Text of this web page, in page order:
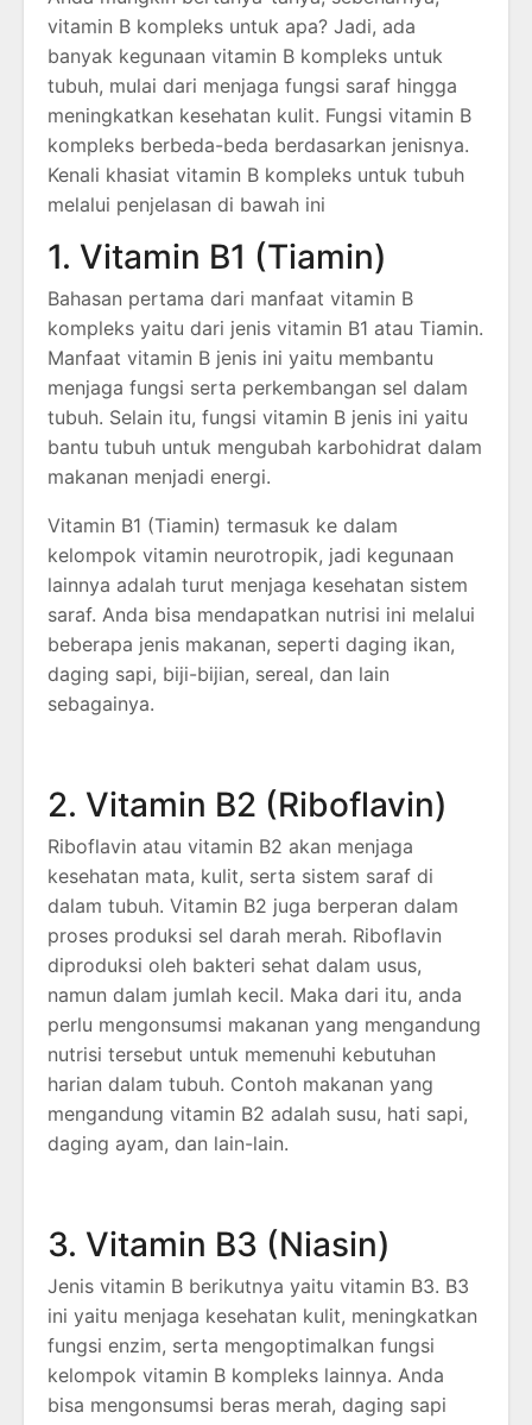
vitamin B kompleks untuk apa? Jadi, ada
banyak kegunaan vitamin B kompleks untuk
tubuh, mulai dari menjaga fungsi saraf hingga
meningkatkan kesehatan kulit. Fungsi vitamin B
kompleks berbeda-beda berdasarkan jenisnya.
Kenali khasiat vitamin B kompleks untuk tubuh
melalui penjelasan di bawah ini
1. Vitamin B1 (Tiamin)
Bahasan pertama dari manfaat vitamin B
kompleks yaitu dari jenis vitamin B1 atau Tiamin.
Manfaat vitamin B jenis ini yaitu membantu
menjaga fungsi serta perkembangan sel dalam
tubuh. Selain itu, fungsi vitamin B jenis ini yaitu
bantu tubuh untuk mengubah karbohidrat dalam
makanan menjadi energi.
Vitamin B1 (Tiamin) termasuk ke dalam
kelompok vitamin neurotropik, jadi kegunaan
lainnya adalah turut menjaga kesehatan sistem
saraf. Anda bisa mendapatkan nutrisi ini melalui
beberapa jenis makanan, seperti daging ikan,
daging sapi, biji-bijian, sereal, dan lain
sebagainya.
2. Vitamin B2 (Riboflavin)
Riboflavin atau vitamin B2 akan menjaga
kesehatan mata, kulit, serta sistem saraf di
dalam tubuh. Vitamin B2 juga berperan dalam
proses produksi sel darah merah. Riboflavin
diproduksi oleh bakteri sehat dalam usus,
namun dalam jumlah kecil. Maka dari itu, anda
perlu mengonsumsi makanan yang mengandung
nutrisi tersebut untuk memenuhi kebutuhan
harian dalam tubuh. Contoh makanan yang
mengandung vitamin B2 adalah susu, hati sapi,
daging ayam, dan lain-lain.
3. Vitamin B3 (Niasin)
Jenis vitamin B berikutnya yaitu vitamin B3. B3
ini yaitu menjaga kesehatan kulit, meningkatkan
fungsi enzim, serta mengoptimalkan fungsi
kelompok vitamin B kompleks lainnya. Anda
bisa mengonsumsi beras merah, daging sapi